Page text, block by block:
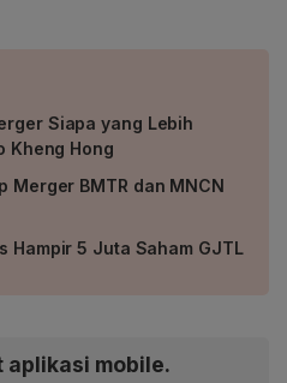
Siapa yang Lebih
Kheng Hong
Merger BMTR dan MNCN
Hampir 5 Juta Saham GJTL
aplikasi mobile.